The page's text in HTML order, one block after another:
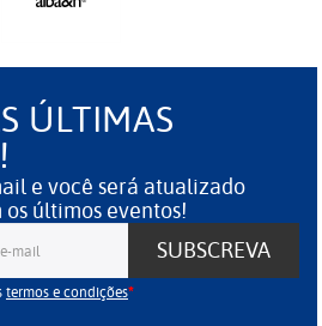
ÚLTIMAS
e você será atualizado
últimos eventos!
SUBSCREVA
termos e condições